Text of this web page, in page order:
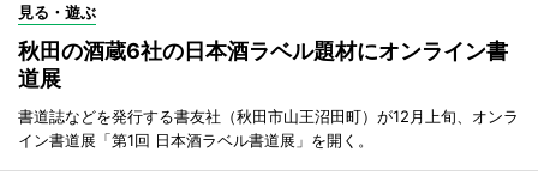
見る・遊ぶ
秋田の酒蔵6社の日本酒ラベル題材にオンライン書
道展
書道誌などを発行する書友社（秋田市山王沼田町）が12月上旬、オンラ
イン書道展「第1回 日本酒ラベル書道展」を開く。